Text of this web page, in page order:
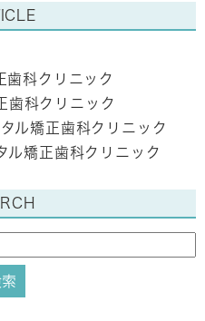
歯科クリニック
科クリニック
ル矯正歯科クリニック
ル矯正歯科クリニック